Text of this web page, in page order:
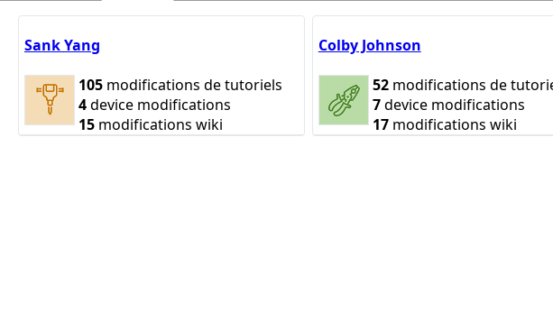
Sank Yang
105 modifications de tutoriels
4device modifications
15 modifications wiki
Colby Johnson
52modifications de
7device modifications
17modifications wiki